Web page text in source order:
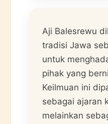
Aji Balesrewu
tradisi Jawa
untuk
pihak yang
Keilmuan ini
sebagai ajaran
melainkan